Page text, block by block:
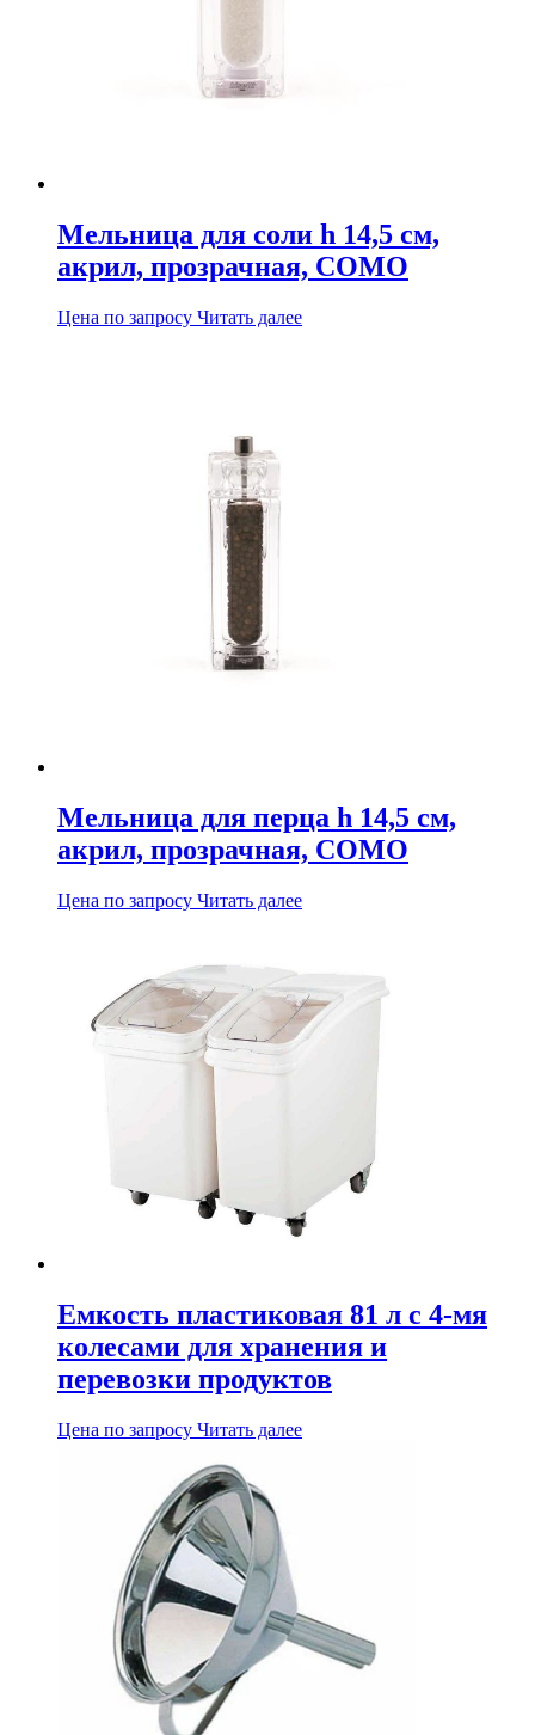
Мельница для соли h 14,5 см,
акрил, прозрачная, COMO
Цена по запросу Читать далее
Мельница для перца h 14,5 см,
акрил, прозрачная, COMO
Цена по запросу Читать далее
Емкость пластиковая 81 л с 4-мя
колесами для хранения и
перевозки продуктов
Цена по запросу Читать далее